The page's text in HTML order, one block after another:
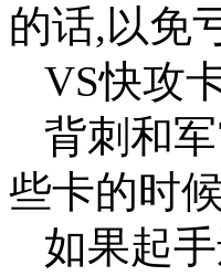
的话,以免
VS快攻
背刺和
些卡的时
如果起